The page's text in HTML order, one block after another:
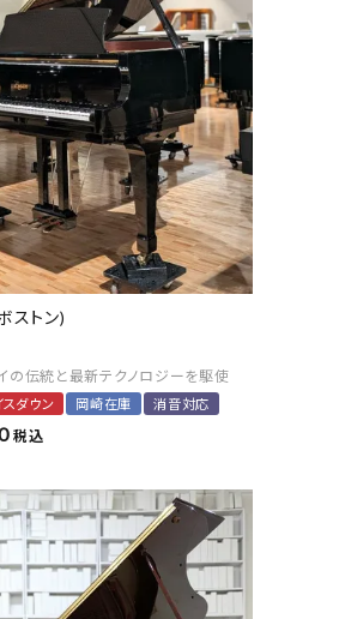
ストン)
の伝統と最新テクノロジーを駆使
スダウン 岡崎在庫 消音対応
税込